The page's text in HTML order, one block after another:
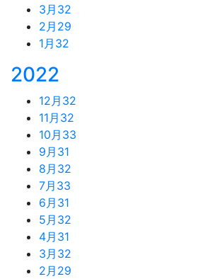
3月 32
2月 29
1月 32
2022
12月 32
11月 32
10月 33
9月 31
8月 32
7月 33
6月 31
5月 32
4月 31
3月 32
2月 29